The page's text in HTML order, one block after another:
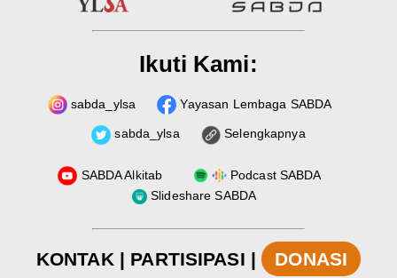
Ikuti Kami:
sabda_ylsa Yayasan Lembaga SABDA
sabda_ylsa Selengkapnya
SABDA Alkitab
Podcast SABDA
Slideshare SABDA
KONTAK | PARTISIPASI | DONASI